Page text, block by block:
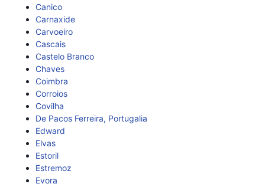
Canico
Carnaxide
Carvoeiro
Cascais
Castelo Branco
Chaves
Coimbra
Corroios
Covilha
De Pacos Ferreira, Portugalia
Edward
Elvas
Estoril
Estremoz
Evora